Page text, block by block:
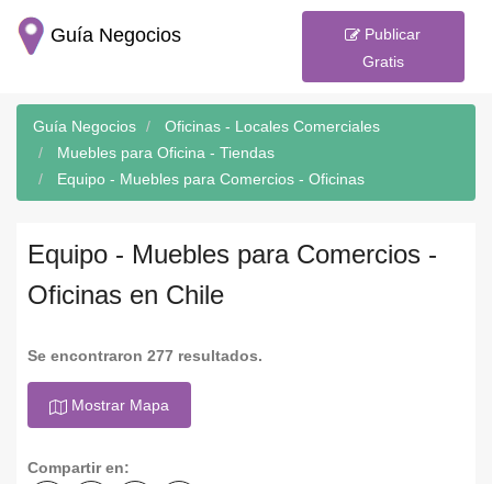
Guía Negocios
Publicar
Gratis
Guía Negocios
Oficinas - Locales Comerciales
Muebles para Oficina - Tiendas
Equipo - Muebles para Comercios - Oficinas
Equipo - Muebles para Comercios -
Oficinas en Chile
Se encontraron 277 resultados.
Mostrar Mapa
Compartir en: